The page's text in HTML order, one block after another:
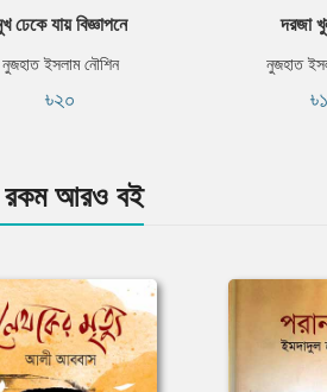
ঢেকে যায় বিজ্ঞাপনে
নুজহাত ইসলাম নৌশিন
৳২০
দরজা
নুজহাত
আরও বই